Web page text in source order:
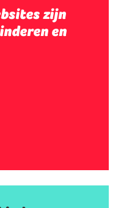
zijn
en